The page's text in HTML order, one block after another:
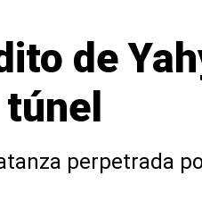
de
perpetrada